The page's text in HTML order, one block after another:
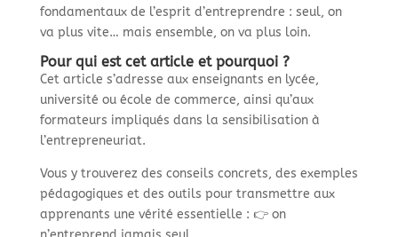
fondamentaux de l’esprit d’entreprendre : seul, on
va plus vite… mais ensemble, on va plus loin.
Pour qui est cet article et pourquoi ?
Cet article s’adresse aux enseignants en lycée,
université ou école de commerce, ainsi qu’aux
formateurs impliqués dans la sensibilisation à
l’entrepreneuriat.
Vous y trouverez des conseils concrets, des exemples
pédagogiques et des outils pour transmettre aux
apprenants une vérité essentielle : 👉 on